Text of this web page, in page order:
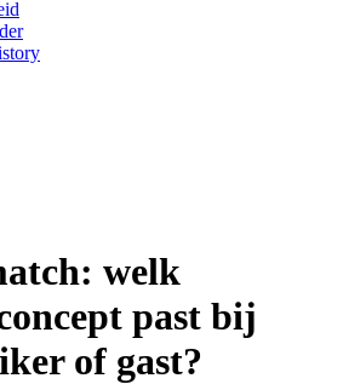
welk
past bij
of gast?